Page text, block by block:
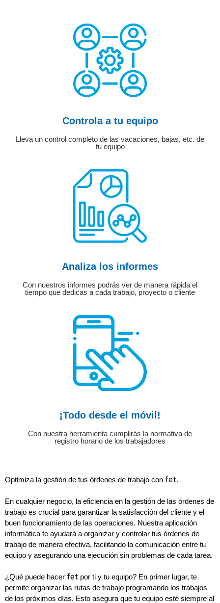
Controla a tu equipo
Lleva un control completo de las vacaciones, bajas, etc. de
tu equipo
Analiza los informes
Con nuestros informes podrás ver de manera rápida el
tiempo que dedicas a cada trabajo, proyecto o cliente
¡Todo desde el móvil!
Con nuestra herramienta cumplirás la normativa de
registro horario de los trabajadores
Optimiza la gestión de tus órdenes de trabajo con fet.
En cualquier negocio, la eficiencia en la gestión de las órdenes de
trabajo es crucial para garantizar la satisfacción del cliente y el
buen funcionamiento de las operaciones. Nuestra aplicación
informática te ayudará a organizar y controlar tus órdenes de
trabajo de manera efectiva, facilitando la comunicación entre tu
equipo y asegurando una ejecución sin problemas de cada tarea.
¿Qué puede hacer fet por ti y tu equipo? En primer lugar, te
permite organizar las rutas de trabajo programando los trabajos
de los próximos días. Esto asegura que tu equipo esté siempre al